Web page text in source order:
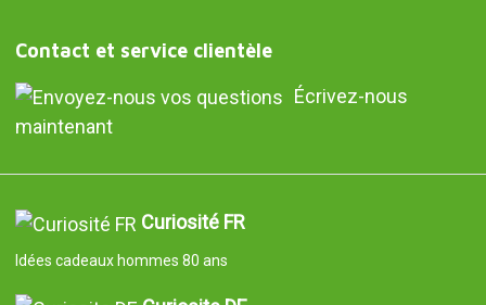
Contact et service clientèle
Écrivez-nous
maintenant
Curiosité FR
Idées cadeaux hommes 80 ans